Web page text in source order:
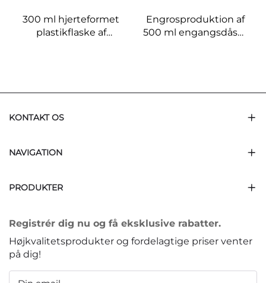
300 ml hjerteformet
plastikflaske af
Engrosproduktion af
500 ml engangsdåser
KONTAKT OS
NAVIGATION
PRODUKTER
Registrér dig nu og få eksklusive rabatter.
Højkvalitetsprodukter og fordelagtige priser venter
på dig!